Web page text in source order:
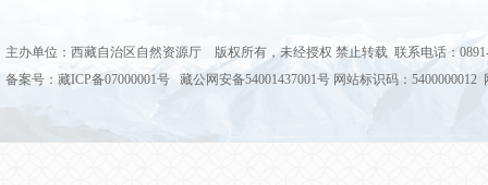
主办单位：西藏自治区自然资源厅 版权所有，未经授权 禁止转载 联系电话：
备案号：藏ICP备07000001号 藏公网安备54001437001号 网站标识码：5400000012